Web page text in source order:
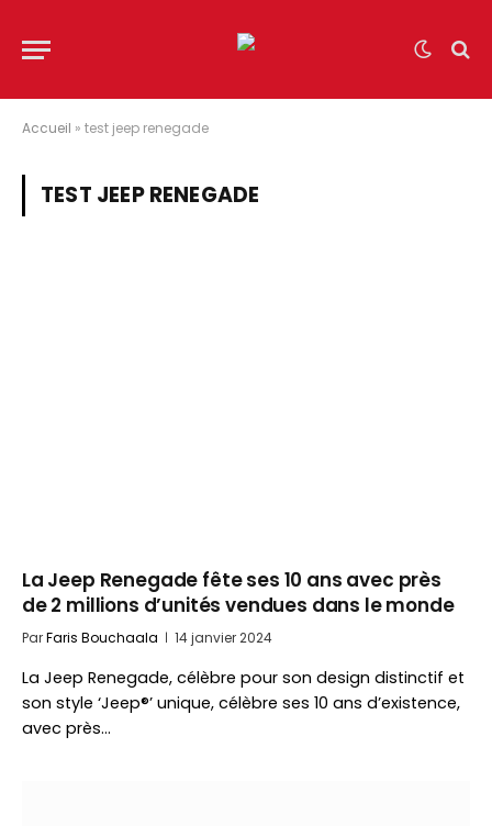
Accueil » test jeep renegade
TEST JEEP RENEGADE
La Jeep Renegade fête ses 10 ans avec près
de 2 millions d’unités vendues dans le monde
ParFaris Bouchaala 14 janvier 2024
La Jeep Renegade, célèbre pour son design distinctif et
son style ‘Jeep®’ unique, célèbre ses 10 ans d’existence,
avec près…